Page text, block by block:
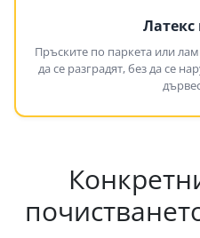
Латекс
Пръските по паркета или
да се разградят, без да се